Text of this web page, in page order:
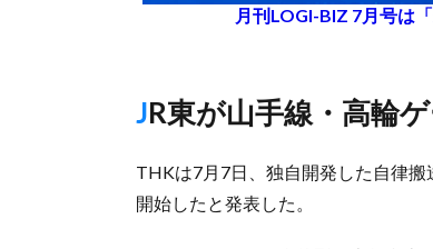
月刊LOGI-BIZ 7月号は
JR東が山手線・高輪
THKは7月7日、独自開発した自律
開始したと発表した。